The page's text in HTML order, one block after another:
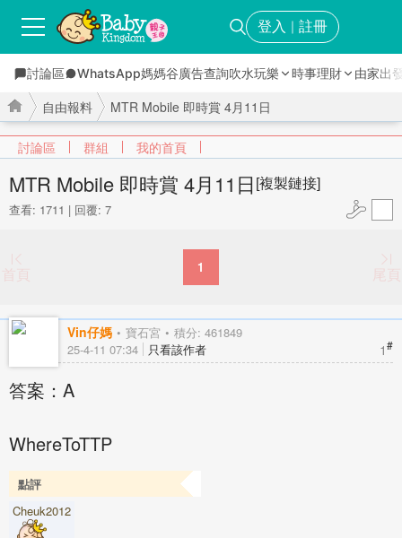
登入 ｜ 註冊
討論區 WhatsApp媽媽谷廣告查詢吹水玩樂 時事理財 由家出
討論區 群組 我的首頁
›
自由報料
›
MTR Mobile 即時賞 4月11日
查看: 1711 | 回覆: 7
MTR Mobile 即時賞 4月11日 [複製鏈接]
首頁 1 尾頁
Vin仔媽 寶石宮 積分: 461849
1#
25-4-11 07:34 只看該作者
答案：A
WhereToTTP
點評
Cheuk2012